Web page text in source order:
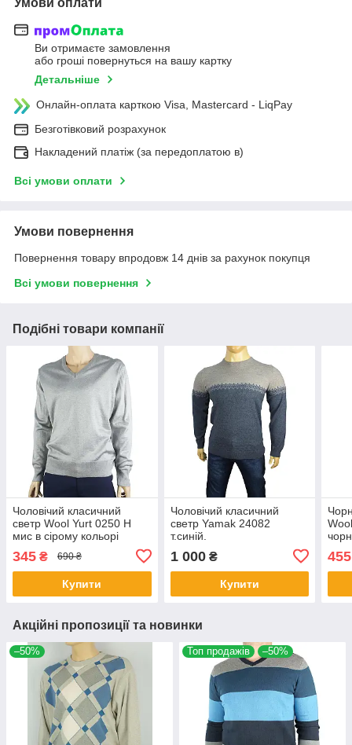
Ви отримаєте замовлення
або гроші повернуться на вашу картку
Детальніше
Онлайн-оплата карткою Visa, Mastercard - LiqPay
Безготівковий розрахунок
Накладений платіж (за передоплатою в)
Всі умови оплати
Умови повернення
Повернення товару впродовж 14 днів за рахунок покупця
Всі умови повернення
Подібні товари компанії
Чоловічий класичний
светр Wool Yurt 0250 Н
мис в сірому кольорі
345 ₴ 690 ₴
Купити
Чоловічий класичний
светр Yamak 24082
т.синій.
1 000₴
Купити
455
Акційні пропозиції та новинки
–50% Топ продажів –50%